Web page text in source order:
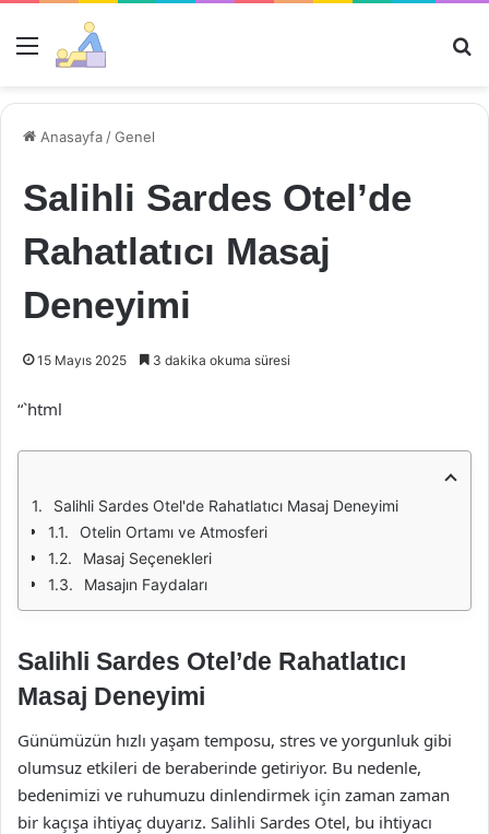
Menü
Anasayfa /Genel
Salihli Sardes Otel’de
Rahatlatıcı Masaj
Deneyimi
15 Mayıs 2025 3 dakika okuma süresi
“`html
Salihli Sardes Otel'de Rahatlatıcı Masaj Deneyimi
Otelin Ortamı ve Atmosferi
Masaj Seçenekleri
Masajın Faydaları
Salihli Sardes Otel’de Rahatlatıcı
Masaj Deneyimi
Günümüzün hızlı yaşam temposu, stres ve yorgunluk gibi
olumsuz etkileri de beraberinde getiriyor. Bu nedenle,
bedenimizi ve ruhumuzu dinlendirmek için zaman zaman
bir kaçışa ihtiyaç duyarız. Salihli Sardes Otel, bu ihtiyacı